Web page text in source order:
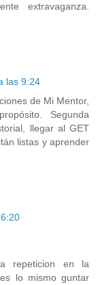
extravaganza.
las 9:24
de Mi Mentor,
Segunda
llegar al GET
listas y aprender
repeticion en la
lo mismo guntar